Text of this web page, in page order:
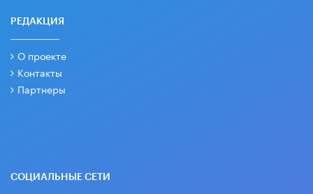
РЕДАКЦИЯ
О проекте
Контакты
Партнеры
СОЦИАЛЬНЫЕ СЕТИ